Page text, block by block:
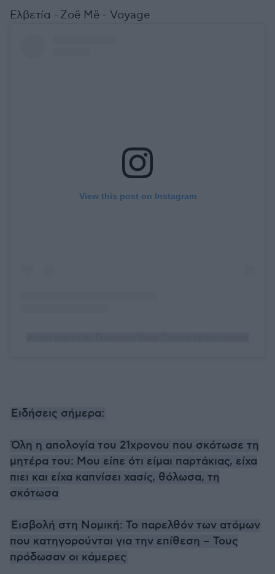
Ελβετία - Zoë Më - Voyage
View this post on Instagram
Ειδήσεις σήμερα:
Όλη η απολογία του 21χρονου που σκότωσε τη
μητέρα του: Μου είπε ότι είμαι παρτάκιας, είχα
πιει και είχα καπνίσει χασίς, θόλωσα, τη
σκότωσα
Εισβολή στη Νομική: Το παρελθόν των ατόμων
που κατηγορούνται για την επίθεση – Τους
πρόδωσαν οι κάμερες